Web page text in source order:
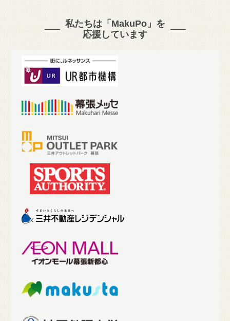
私たちは「MakuPo」を
応援しています